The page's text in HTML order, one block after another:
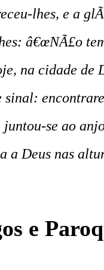
lhes, e a
â€œNÃ£o
na cidade de
sinal:
juntou-se ao
Deus nas
e